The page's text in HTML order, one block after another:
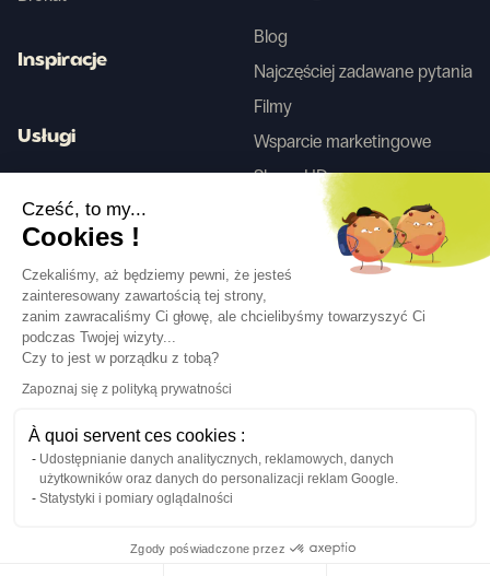
Obserwuj nas
Inspiracje
Usługi
Blog
Najczęściej zadawane pytania
Filmy
Wsparcie marketingowe
Skany HD
Informacje prawnePolityka prywatności
Język PL ↓
Cześć, to my...
Cookies !
Czekaliśmy, aż będziemy pewni, że jesteś
zainteresowany zawartością tej strony,
zanim zawracaliśmy Ci głowę, ale chcielibyśmy towarzyszyć Ci
podczas Twojej wizyty...
Czy to jest w porządku z tobą?
Zapoznaj się z polityką prywatności
À quoi servent ces cookies :
Udostępnianie danych analitycznych, reklamowych, danych
użytkowników oraz danych do personalizacji reklam Google.
Statystyki i pomiary oglądalności
Zgody poświadczone przez